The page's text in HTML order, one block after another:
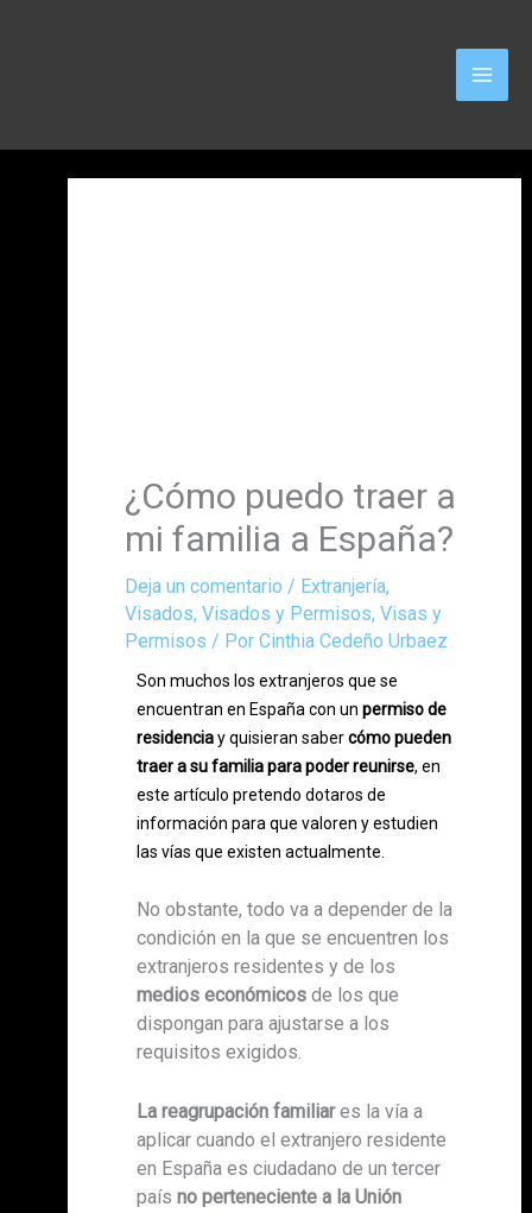
¿Cómo puedo traer a
mi familia a España?
Deja un comentario / Extranjería,
Visados, Visados y Permisos, Visas y
Permisos / Por Cinthia Cedeño Urbaez
Son muchos los extranjeros que se
encuentran en España con un permiso de
residenciay quisieran sabercómo pueden
traer a su familia para poder reunirse, en
este artículo pretendo dotaros de
información para que valoren y estudien
las vías que existen actualmente.
No obstante, todo va a depender de la
condición en la que se encuentren los
extranjeros residentes y de los
medios económicosde los que
dispongan para ajustarse a los
requisitos exigidos.
La reagrupación familiares la vía a
aplicar cuando el extranjero residente
en España es ciudadano de un tercer
país no perteneciente a la Unión